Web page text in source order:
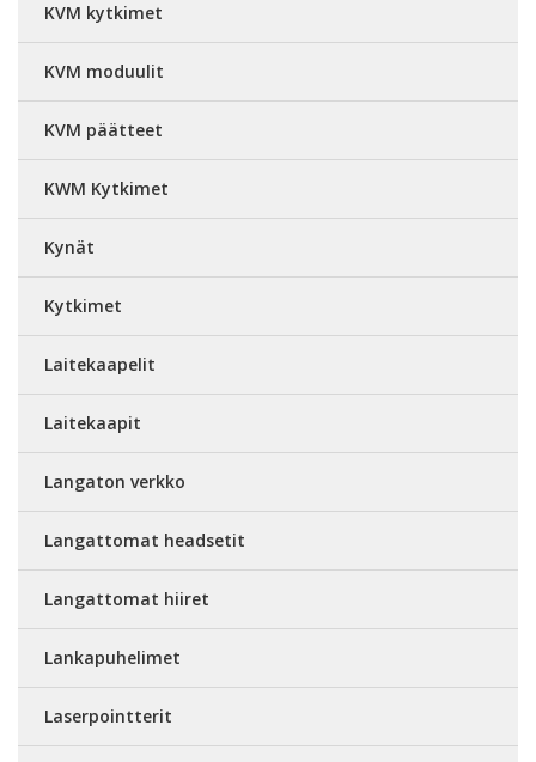
KVM kytkimet
KVM moduulit
KVM päätteet
KWM Kytkimet
Kynät
Kytkimet
Laitekaapelit
Laitekaapit
Langaton verkko
Langattomat headsetit
Langattomat hiiret
Lankapuhelimet
Laserpointterit